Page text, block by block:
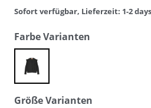
Sofort verfügbar, Lieferzeit: 1-2 days
Farbe Varianten
black
Größe Varianten